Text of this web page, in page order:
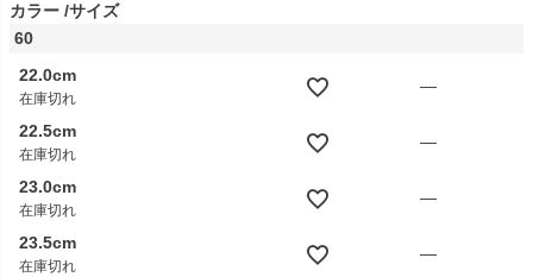
カラー サイズ
60
22.0cm
在庫切れ
—
22.5cm
在庫切れ
—
23.0cm
在庫切れ
—
23.5cm
在庫切れ
—